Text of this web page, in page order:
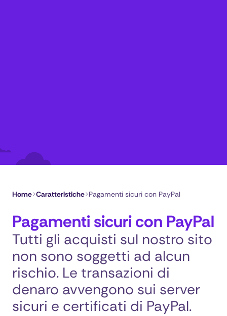
Home>Caratteristiche>Pagamenti sicuri con PayPal
Pagamenti sicuri con PayPal
Tutti gli acquisti sul nostro sito
non sono soggetti ad alcun
rischio. Le transazioni di
denaro avvengono sui server
sicuri e certificati di PayPal.